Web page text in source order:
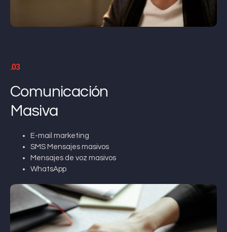
.03
Comunicación
Masiva
E-mail marketing
SMS Mensajes masivos
Mensajes de voz masivos
WhatsApp